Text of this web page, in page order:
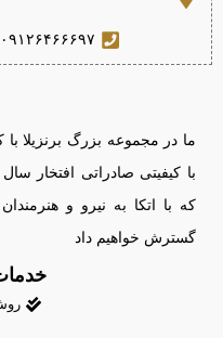
۰۹۱۲۶۴۶۶۶۹۷
ما در مجموعه بزرگ برنزیلا
با کیفیتی صادراتی افتخار
که با اتکا به نیرو و
گسترش خواهیم داد